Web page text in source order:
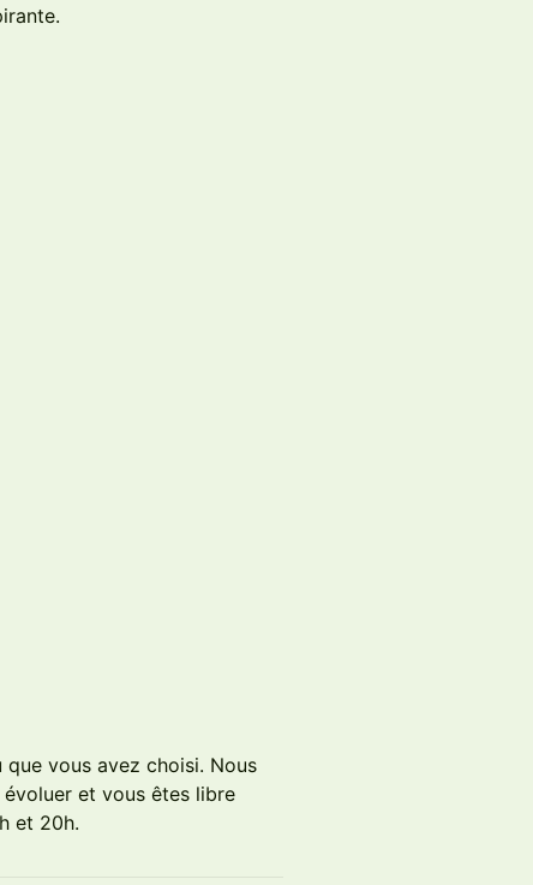
vous avez choisi. Nous
et vous êtes libre
et 20h.